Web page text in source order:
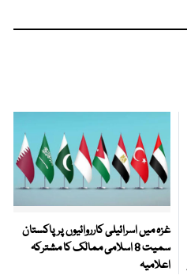
غزہ میں اسرائیلی کارروائیوں پر پاکستان
سمیت 8 اسلامی ممالک کا مشترکہ
اعلامیہ